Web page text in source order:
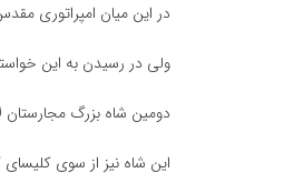
در این میان امپراتوری
ولی در رسیدن به این
دومین شاه بزرگ مجارستان
این شاه نیز از سوی